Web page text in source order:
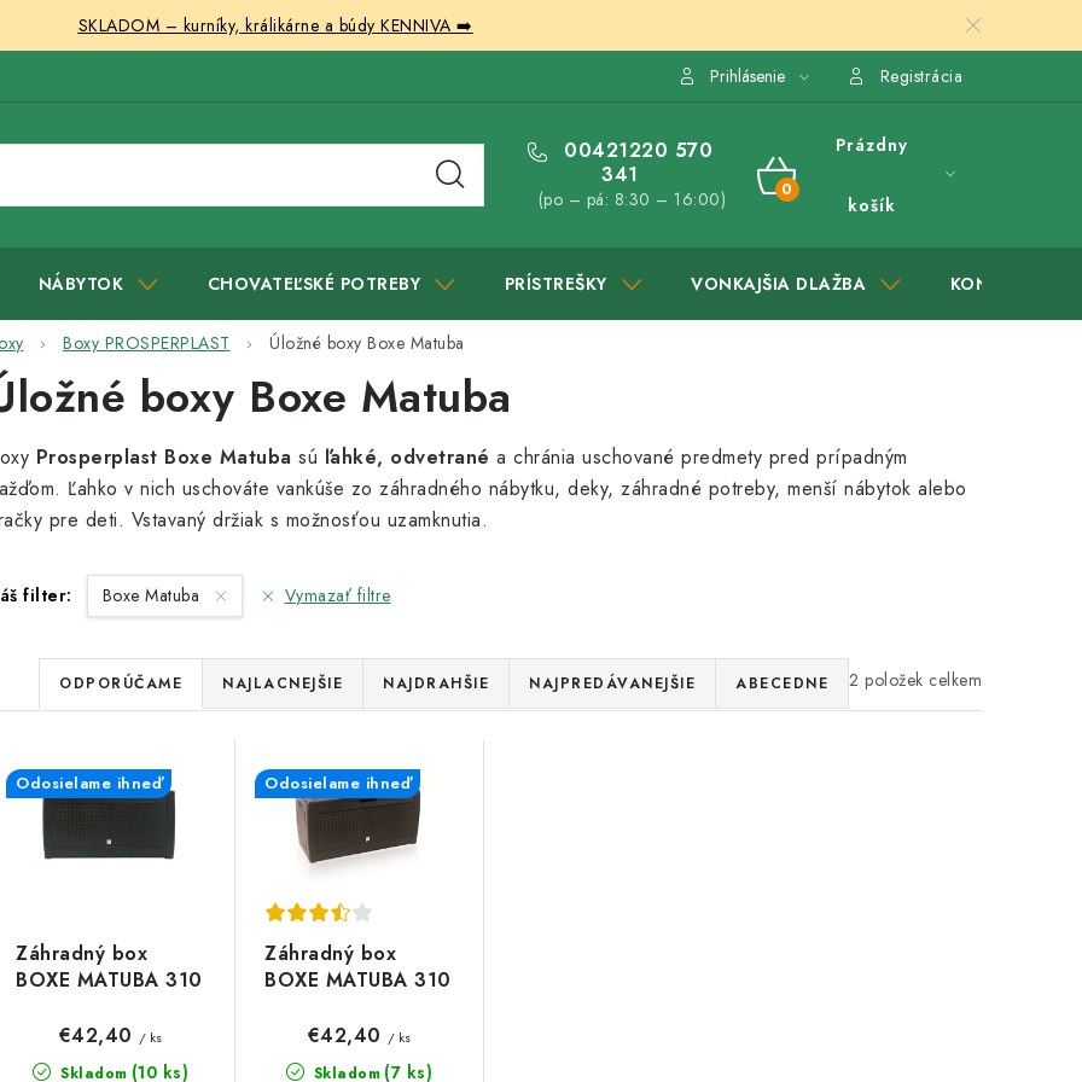
SKLADOM – kurníky, králikárne a búdy KENNIVA ➡️
Prihlásenie Registrácia
00421220 570
341
(po – pá: 8:30 – 16:00)
NÁKUPNÝ
Prázdny
košík
NÁBYTOK CHOVATEĽSKÉ POTREBY PRÍSTREŠKY VONKAJŠIA DLAŽBA KONTAKTY
Boxy PROSPERPLAST Úložné boxy Boxe Matuba
boxy Boxe Matuba
Prosperplast Boxe Matuba sú ľahké, odvetrané a chránia uschované predmety pred prípadným
Ľahko v nich uschováte vankúše zo záhradného nábytku, deky, záhradné potreby, menší nábytok alebo
pre deti. Vstavaný držiak s možnosťou uzamknutia.
filter: Boxe Matuba Vymazať filtre
2
R
a
d
e
n
e
p
ODPORÚČAME NAJLACNEJŠIE NAJDRAHŠIE NAJPREDÁVANEJŠIE ABECEDNE
V
Záhradný box
BOXE MATUBA 310
Odosielame ihneď
Skladom (10 ks)
€42,40 / ks
Záhradný box
BOXE MATUBA 310
Odosielame ihneď
Skladom (7 ks)
€42,40 / ks